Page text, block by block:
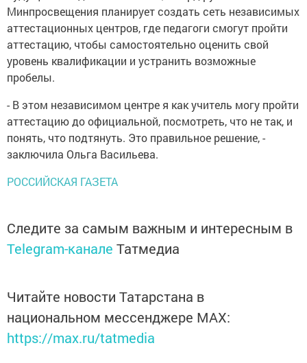
Минпросвещения планирует создать сеть независимых
аттестационных центров, где педагоги смогут пройти
аттестацию, чтобы самостоятельно оценить свой
уровень квалификации и устранить возможные
пробелы.
- В этом независимом центре я как учитель могу пройти
аттестацию до официальной, посмотреть, что не так, и
понять, что подтянуть. Это правильное решение, -
заключила Ольга Васильева.
РОССИЙСКАЯ ГАЗЕТА
Следите за самым важным и интересным в
Telegram-канале Татмедиа
Читайте новости Татарстана в
национальном мессенджере MАХ:
https://max.ru/tatmedia